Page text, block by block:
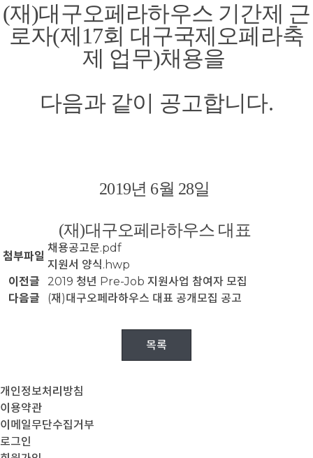
(재)대구오페라하우스 기간제 근
로자(제17회 대구국제오페라축
제 업무)채용을
다음과 같이 공고합니다.
2019년 6월 28일
(재)대구오페라하우스 대표
첨부파일
채용공고문.pdf
지원서 양식.hwp
이전글
2019 청년 Pre-Job 지원사업 참여자 모집
다음글
(재)대구오페라하우스 대표 공개모집 공고
목록
개인정보처리방침
이용약관
이메일무단수집거부
로그인